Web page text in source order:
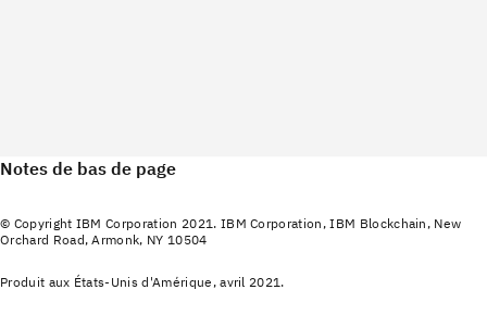
Notes de bas de page
© Copyright IBM Corporation 2021. IBM Corporation, IBM Blockchain, New
Orchard Road, Armonk, NY 10504
Produit aux États-Unis d'Amérique, avril 2021.